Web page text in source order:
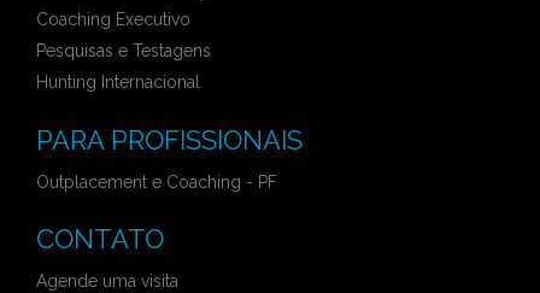
Coaching Executivo
Pesquisas e Testagens
Hunting Internacional
PARA PROFISSIONAIS
Outplacement e Coaching - PF
CONTATO
Agende uma visita